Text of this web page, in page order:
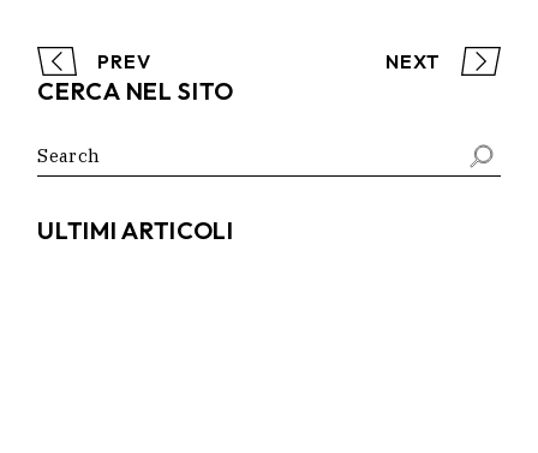
PREV NEXT
CERCA NEL SITO
Search
for:
ULTIMI ARTICOLI